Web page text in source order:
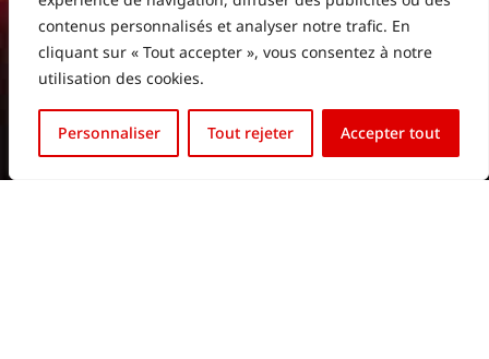
contenus personnalisés et analyser notre trafic. En
cliquant sur « Tout accepter », vous consentez à notre
utilisation des cookies.
Personnaliser Tout rejeter Accepter tout
HTV EUROPE HQ
HTV – High Tech Vision
10, Rue Henri Schnadt
L-2530 Luxembourg
DISTRIBUTEUR BELGIQUE
English (UK)